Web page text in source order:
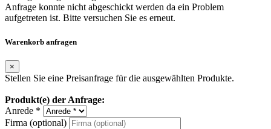
Anfrage konnte nicht abgeschickt werden da ein Problem
aufgetreten ist. Bitte versuchen Sie es erneut.
Warenkorb anfragen
×
Stellen Sie eine Preisanfrage für die ausgewählten Produkte.
Produkt(e) der Anfrage:
Anrede *
Firma (optional)